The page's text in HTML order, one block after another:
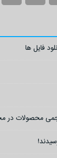
فایل ها
محصولات در